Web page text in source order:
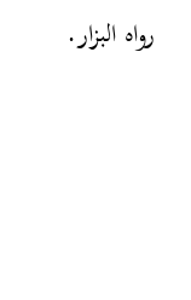
رواه البزار.